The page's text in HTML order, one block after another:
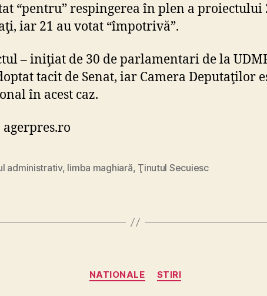
“pentru” respingerea în plen a proiectului
iar 21 au votat “împotrivă”.
– iniţiat de 30 de parlamentari de la
tacit de Senat, iar Camera Deputaţilor
în acest caz.
agerpres.ro
administrativ, limba maghiară, Ţinutul Secuiesc
Categories
NATIONALE STIRI